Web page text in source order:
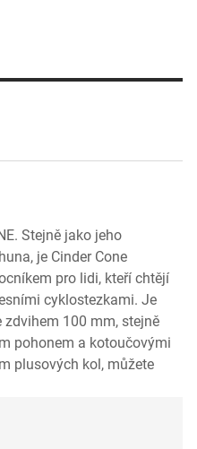
Stejně jako jeho
je Cinder Cone
pro lidi, kteří chtějí
cyklostezkami. Je
100 mm, stejně
pohonem a kotoučovými
plusových kol, můžete